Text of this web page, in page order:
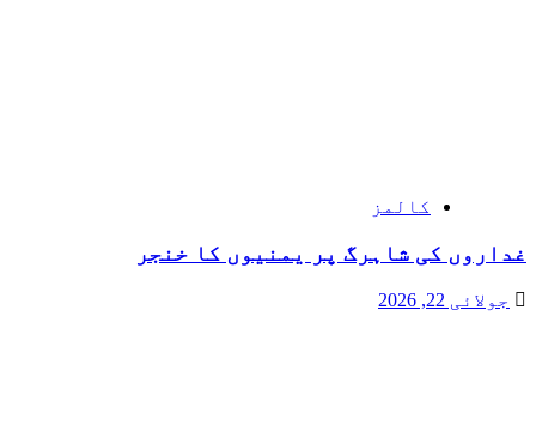
کالمز
غداروں کی شاہرگ پر یمنیوں کا خنجر
جولائی 22, 2026